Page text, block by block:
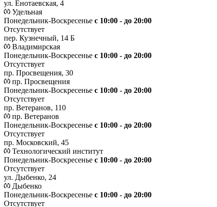
ул. Енотаевская, 4
Удельная
Понедельник-Воскресенье с 10:00 - до 20:00
Отсутствует
пер. Кузнечный, 14 Б
Владимирская
Понедельник-Воскресенье с 10:00 - до 20:00
Отсутствует
пр. Просвещения, 30
пр. Просвещения
Понедельник-Воскресенье c 10:00 - до 20:00
Отсутствует
пр. Ветеранов, 110
пр. Ветеранов
Понедельник-Воскресенье с 10:00 - до 20:00
Отсутствует
пр. Московский, 45
Технологический институт
Понедельник-Воскресенье с 10:00 - до 20:00
Отсутствует
ул. Дыбенко, 24
Дыбенко
Понедельник-Воскресенье с 10:00 - до 20:00
Отсутствует